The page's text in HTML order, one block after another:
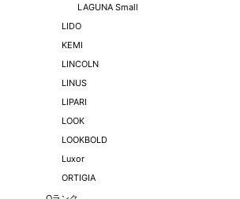
LAGUNA Small
LIDO
KEMI
LINCOLN
LINUS
LIPARI
LOOK
LOOKBOLD
Luxor
ORTIGIA